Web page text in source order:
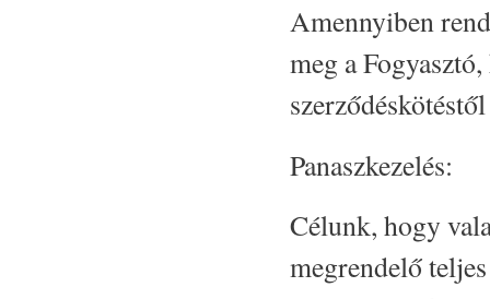
Amennyiben
meg a
Panaszkezelés:
Célunk, hogy
megrendelő